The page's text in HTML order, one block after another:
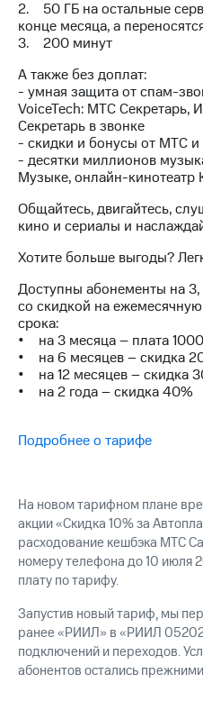
Оформить
eSIM
SIM-
карта
для
иностранцев
Оформить
чистый
номер
Выбрать
красивый
номер
Заменить
SIM-
Перейти
на
eSIM
Спутниковое ТВ
ТВ
с выгодным
тарифом
Интернет,
для дома
Спутниковое
ТВ
МТС
Деньги
Спутниковое ТВ
Выберите
и подключите
ТВ
с выгодным
тарифом
Интернет,
ТВ и телефон
для дома
Личный
спутникового
ТВ
Скачать
приложение
МТС
на гигабайты
интернета,
фильмы,
музыка
и многое
Семейная
группа
Скидка
2. 50 ГБ на остальные
конце месяца, а
3. 200 минут
А также без доплат:
- умная защита от спам-
VoiceTech: МТС Секретарь,
Секретарь в звонке
- скидки и бонусы от МТС и
- десятки миллионов
Музыке, онлайн-кинотеатр
Общайтесь, двигайтесь,
кино и сериалы и
Хотите больше выгоды?
Доступны абонементы на 3,
со скидкой на ежемесячную
срока:
• на 3 месяца – плата
• на 6 месяцев – скидка
• на 12 месяцев – скидка
• на 2 года – скидка 40%
Подробнее о тарифе
На новом тарифном плане
акции «Скидка 10% за
расходование кешбэка МТС
номеру телефона до 10 июля
плату по тарифу.
Запустив новый тариф, мы
ранее «РИИЛ» в «РИИЛ
подключений и переходов.
абонентов остались